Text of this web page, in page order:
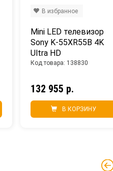
Mini LED телевизор
Sony K-55XR55B 4K
Ultra HD
132 955 р.
В КОРЗИНУ
Код товара: 138830
В избранное